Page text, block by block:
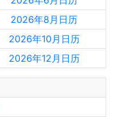
2026年8月日历
2026年10月日历
2026年12月日历